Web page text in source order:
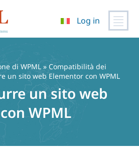
Log in
di WPML » Compatibilità dei
un sito web Elementor con WPML
un sito web
WPML